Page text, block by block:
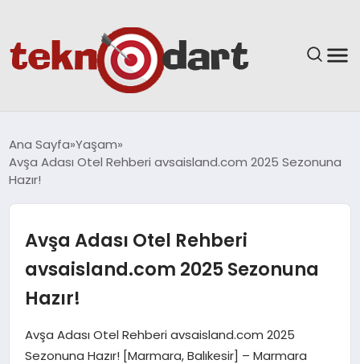
YAŞAM
EĞITIM
GÜNDEM
SPOR
Ana Sayfa Yaşam
Avşa Adası Otel Rehberi avsaisland.com 2025 Sezonuna
Hazır!
Avşa Adası Otel Rehberi
avsaisland.com 2025 Sezonuna
Hazır!
Avşa Adası Otel Rehberi avsaisland.com 2025
Sezonuna Hazır! [Marmara, Balıkesir] – Marmara